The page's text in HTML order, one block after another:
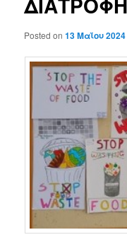
Posted on13 Μαΐου 2024